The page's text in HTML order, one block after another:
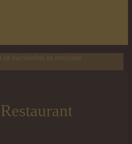
ist barrierefrei zu erreichen
Restaurant